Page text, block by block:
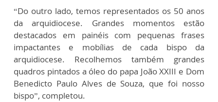
“Do outro lado, temos representados os 50 anos
da arquidiocese. Grandes momentos estão
destacados em painéis com pequenas frases
impactantes e mobílias de cada bispo da
arquidiocese. Recolhemos também grandes
quadros pintados a óleo do papa João XXIII e Dom
Benedicto Paulo Alves de Souza, que foi nosso
bispo”, completou.